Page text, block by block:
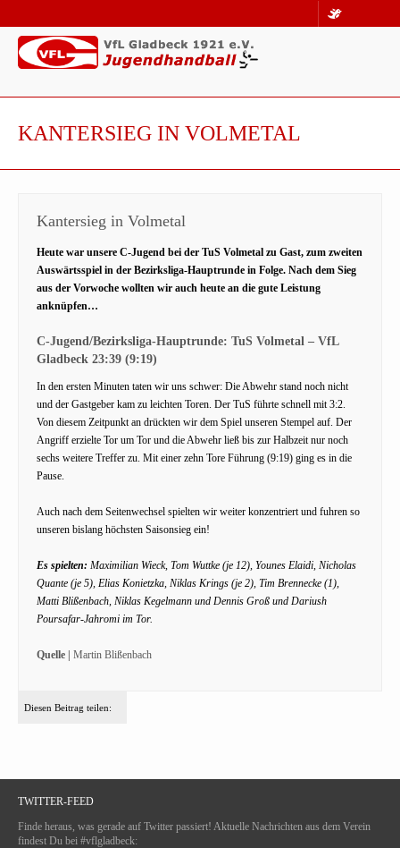
KANTERSIEG IN VOLMETAL
Kantersieg in Volmetal
Heute war unsere C-Jugend bei der TuS Volmetal zu Gast, zum zweiten
Auswärtsspiel in der Bezirksliga-Hauptrunde in Folge. Nach dem Sieg
aus der Vorwoche wollten wir auch heute an die gute Leistung
anknüpfen…
C-Jugend/Bezirksliga-Hauptrunde: TuS Volmetal – VfL
Gladbeck 23:39 (9:19)
In den ersten Minuten taten wir uns schwer: Die Abwehr stand noch nicht
und der Gastgeber kam zu leichten Toren. Der TuS führte schnell mit 3:2.
Von diesem Zeitpunkt an drückten wir dem Spiel unseren Stempel auf. Der
Angriff erzielte Tor um Tor und die Abwehr ließ bis zur Halbzeit nur noch
sechs weitere Treffer zu. Mit einer zehn Tore Führung (9:19) ging es in die
Pause.
Auch nach dem Seitenwechsel spielten wir weiter konzentriert und fuhren so
unseren bislang höchsten Saisonsieg ein!
Es spielten: Maximilian Wieck, Tom Wuttke (je 12), Younes Elaidi, Nicholas
Quante (je 5), Elias Konietzka, Niklas Krings (je 2), Tim Brennecke (1),
Matti Blißenbach, Niklas Kegelmann und Dennis Groß und Dariush
Poursafar-Jahromi im Tor.
Quelle | Martin Blißenbach
Diesen Beitrag teilen:
TWITTER-FEED
Finde heraus, was gerade auf Twitter passiert! Aktuelle Nachrichten aus dem Verein
findest Du bei #vflgladbeck: